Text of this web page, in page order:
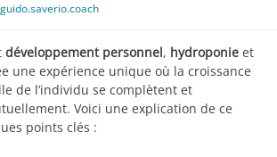
guido.saverio.coach
développement personnel, hydroponie et
une expérience unique où la croissance
de l’individu se complètent et
Voici une explication de ce
points clés :